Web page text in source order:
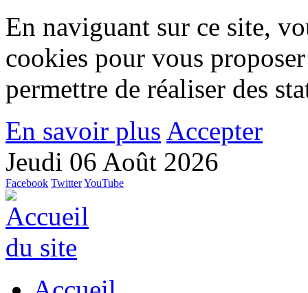
En naviguant sur ce site,
cookies pour vous
permettre de réaliser des
En savoir plus Accepter
Jeudi 06 Août 2026
Facebook TwitterYouTube